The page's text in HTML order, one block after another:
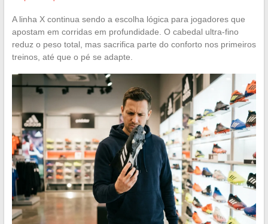
A linha X continua sendo a escolha lógica para jogadores que
apostam em corridas em profundidade. O cabedal ultra-fino
reduz o peso total, mas sacrifica parte do conforto nos primeiros
treinos, até que o pé se adapte.